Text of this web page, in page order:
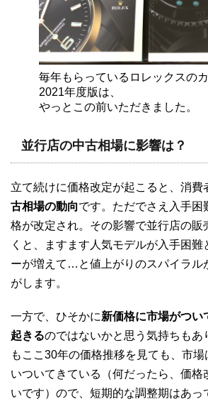
毎年もらっているロレックスの
2021年度版は、
やっとこの前いただきました。
並行店の中古相場に影響は？
立て続けに価格改定が起こると、消費
古相場の動向です。ただでさえ入手困
格が改定され。その影響で並行店の販
くと、ますます人気モデルが入手困難
ーが増えて…と値上がりのスパイラル
がします。
一方で、ひそかに新価格に市場がつい
起きるのではないかと思う気持ちもあ
もここ30年の価格推移を見ても、市
いついてきている（何だったら、価格
いです）ので、短期的な調整期はあっ